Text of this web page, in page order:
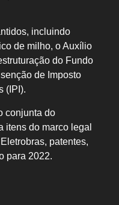
incluindo
de milho, o Auxílio
do Fundo
de Imposto
(IPI).
conjunta do
itens do marco legal
patentes,
para 2022.